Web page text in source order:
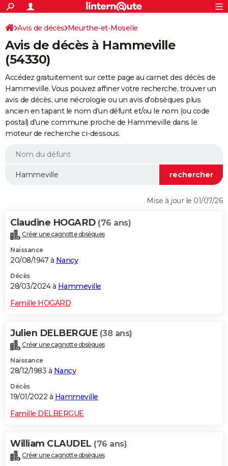
ACTUALITÉS
Politique
Société
Faits Divers
Education
Monde
Villes
+
SPORT
Coupe du monde 2026
Football
Tennis
Cyclisme
Rugby
Forum
FINANCE
Retraite
Impôts
Epargne
Immobilier
Risques naturels par ville
Banque
Assurance
Crédit
Essais
Réserver un essai
Citadines
Berlines
SUV
Forum auto
+
HIGH-TECH
Mobiles
Meilleur smartphone
Internet
Ordinateurs
Jeux vidéo
Guide high-tech
+BRICOLAGE
Forum
Aménagement intérieur
Extérieur
Cuisine
Salle de bains
Jardinage
Rangement
WEEK-END
Guides de France
Escapades
Patrimoine
Expositions
Musées
Week-end nature
LIFESTYLE
Alimentation
Guide de la santé
Maladies
Médicaments
Sommeil
VOYAGE
Destinations
City break
Voyage nature
Voyage de noces
Forum
Climat
+PHOTO
GUIDES D'ACHAT
BONS PLANS
CARTE DE VOEUX
Dictionnaire
Biographies
Citations
Expressions
Proverbes
PROGRAMME TV
COPAINS D'AVANT
S'inscrire
Se connecter
Lycées
Collèges
Primaires
Universités
Entreprises
Service militaire
Avis de recherche
AVIS DE DÉCÈS
S'inscrire
Connexion
Avis de décès Meurthe-et-Moselle
Avis de décès à Hammeville
(54330)
Accédez gratuitement sur cette page au carnet des décès de
Hammeville. Vous pouvez affiner votre recherche, trouver un
avis de décès, une nécrologie ou un avis d'obsèques plus
ancien en tapant le nom d'un défunt et/ou le nom (ou code
postal) d'une commune proche de Hammeville dans le
moteur de recherche ci-dessous.
Mise à jour le 01/07/26
Claudine HOGARD (76 ans)
Créer une cagnotte obsèques
Naissance
20/08/1947 à Nancy
Décès
28/03/2024 à Hammeville
Famille HOGARD
Julien DELBERGUE (38 ans)
Créer une cagnotte obsèques
Naissance
28/12/1983 à Nancy
Décès
19/01/2022 à Hammeville
Famille DELBERGUE
William CLAUDEL (76 ans)
Créer une cagnotte obsèques